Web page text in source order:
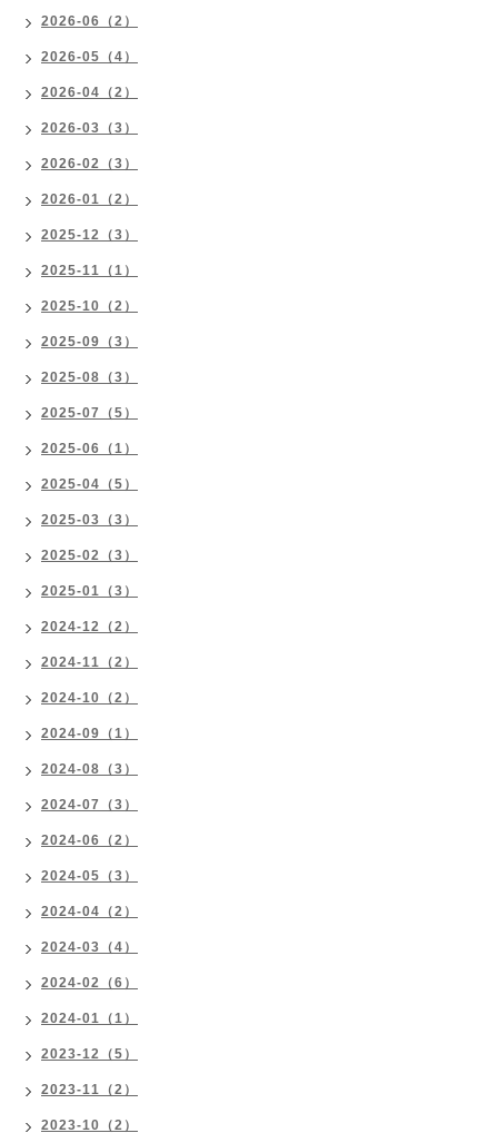
2026-06（2）
2026-05（4）
2026-04（2）
2026-03（3）
2026-02（3）
2026-01（2）
2025-12（3）
2025-11（1）
2025-10（2）
2025-09（3）
2025-08（3）
2025-07（5）
2025-06（1）
2025-04（5）
2025-03（3）
2025-02（3）
2025-01（3）
2024-12（2）
2024-11（2）
2024-10（2）
2024-09（1）
2024-08（3）
2024-07（3）
2024-06（2）
2024-05（3）
2024-04（2）
2024-03（4）
2024-02（6）
2024-01（1）
2023-12（5）
2023-11（2）
2023-10（2）